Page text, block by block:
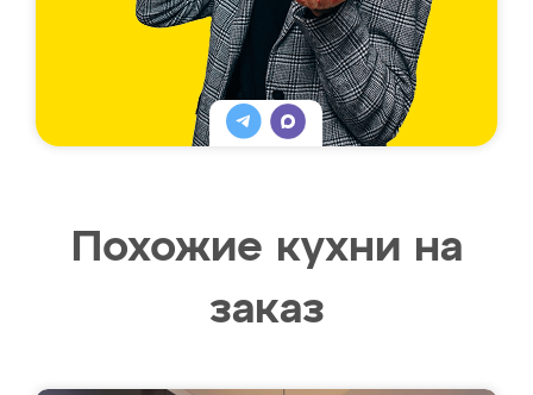
Похожие кухни на
заказ